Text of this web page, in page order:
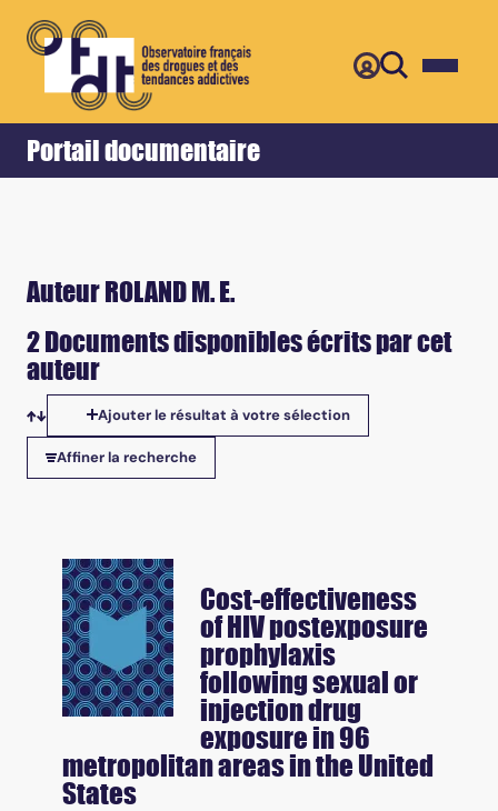
Portail documentaire
Accueil Retour
Auteur ROLAND M. E.
2 Documents disponibles écrits par cet
auteur
Tris disponibles
Ajouter le résultat à votre sélection
Affiner la recherche
Cost-effectiveness
of HIV postexposure
prophylaxis
following sexual or
injection drug
exposure in 96
metropolitan areas in the United
States